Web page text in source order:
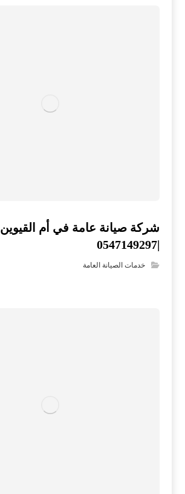
شركة صيانة عامة في أم القيوين
|0547149297
خدمات الصيانة العامة